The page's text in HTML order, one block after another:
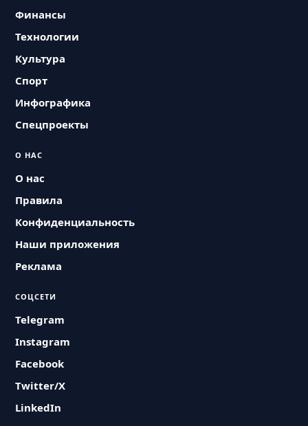
Финансы
Технологии
Культура
Спорт
Инфографика
Спецпроекты
О НАС
О нас
Правила
Конфиденциальность
Наши приложения
Реклама
СОЦСЕТИ
Telegram
Instagram
Facebook
Twitter/X
LinkedIn